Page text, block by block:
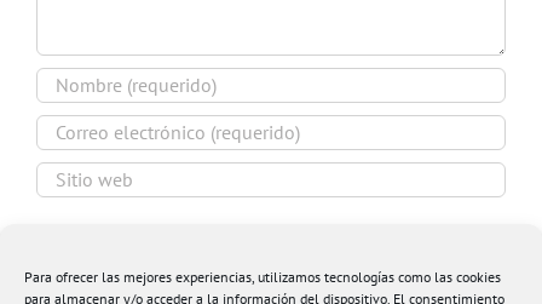
Para ofrecer las mejores experiencias, utilizamos tecnologías como las cookies
para almacenar y/o acceder a la información del dispositivo. El consentimiento
navegador para la próxima vez que comente.